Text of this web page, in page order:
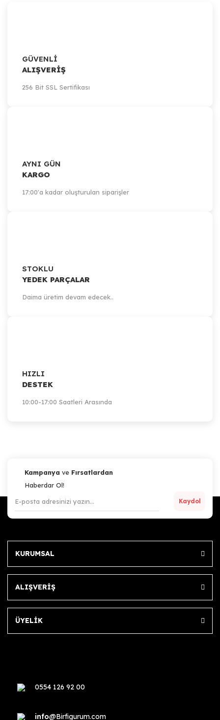
GÜVENLİ
ALIŞVERİŞ
256 Bit SSL Sertifikası
AYNI GÜN
KARGO
17:00'a kadar oluşturulan siparişler
STOKLU
YEDEK PARÇALAR
Daima üretim devam edecek..
HIZLI
DESTEK
10:00-17:00 Saatleri Arasında
Kampanya ve Fırsatlardan
Haberdar Ol!
Kaydol
KURUMSAL
ALIŞVERİŞ
ÜYELİK
0554 126 92 00
info@Birfigurum.com